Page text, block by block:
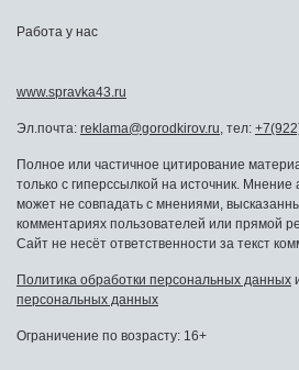
Работа у нас
www.spravka43.ru
Эл.почта: reklama@gorodkirov.ru , тел:
Полное или частичное цитирование
только с гиперссылкой на источник.
может не совпадать с мнениями,
комментариях пользователей или прямой
Сайт не несёт ответственности за текст
Политика обработки персональных данных
персональных данных
Ограничение по возрасту: 16+